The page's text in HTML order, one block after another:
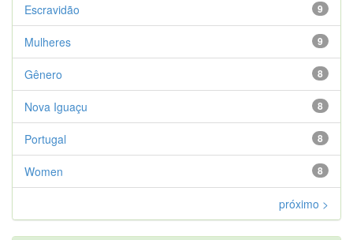
9
Escravidão
9
Mulheres
8
Gênero
8
Nova Iguaçu
8
Portugal
8
Women
próximo >